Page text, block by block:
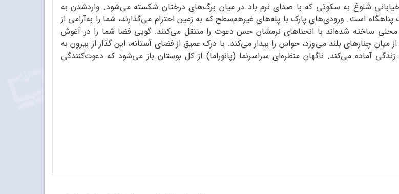
شلوغ به سکوتی که با صدای نرم باد در میان برگ‌های درختان شکسته می‌شود. وارد‌شدن به
است. ورودی‌های پارک با پله‌های غیرهم‌سطح که به زمین احترام می‌گذارند، شما را به‌آرامی از
ساخته شده‌اند با انحناهای نرمشان حس دعوت را منتقل می‌کنند. گویی فضا شما را در آغوش
چنارهای بلند می‌وزد، حواس را بیدار می‌کند. با درک عمیق از فضای آستانه، این گذار از بیرون به
آماده می‌کند. ناگهان منظره‌ای سراسرنما (پانوراما) از کل بوستان باز می‌شود که دعوت‌کنندگی